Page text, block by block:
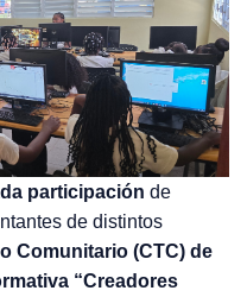
participación de
de distintos
Comunitario (CTC) de
“Creadores